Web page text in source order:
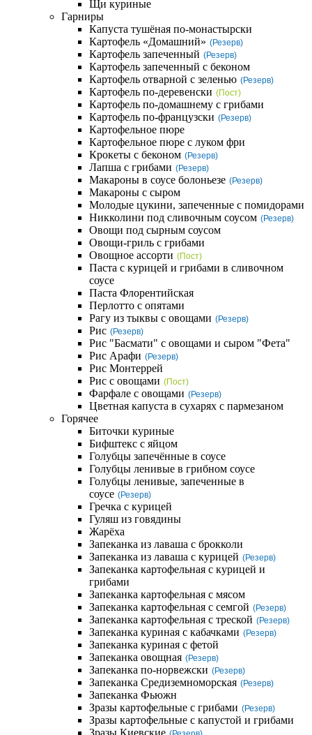
Щи куриные
Гарниры
Капуста тушёная по-монастырски
Картофель «Домашний» (Резерв)
Картофель запеченный (Резерв)
Картофель запеченный с беконом
Картофель отварной с зеленью (Резерв)
Картофель по-деревенски (Пост)
Картофель по-домашнему с грибами
Картофель по-французски (Резерв)
Картофельное пюре
Картофельное пюре с луком фри
Крокеты с беконом (Резерв)
Лапша с грибами (Резерв)
Макароны в соусе болоньезе (Резерв)
Макароны с сыром
Молодые цукини, запеченные с помидорами
Никколини под сливочным соусом (Резерв)
Овощи под сырным соусом
Овощи-гриль с грибами
Овощное ассорти (Пост)
Паста с курицей и грибами в сливочном
соусе
Паста Флорентийская
Перлотто с опятами
Рагу из тыквы с овощами (Резерв)
Рис (Резерв)
Рис "Басмати" с овощами и сыром "Фета"
Рис Арафи (Резерв)
Рис Монтеррей
Рис с овощами (Пост)
Фарфале с овощами (Резерв)
Цветная капуста в сухарях с пармезаном
Горячее
Биточки куриные
Бифштекс с яйцом
Голубцы запечённые в соусе
Голубцы ленивые в грибном соусе
Голубцы ленивые, запеченные в
соусе (Резерв)
Гречка с курицей
Гуляш из говядины
Жарёха
Запеканка из лаваша с брокколи
Запеканка из лаваша с курицей (Резерв)
Запеканка картофельная с курицей и
грибами
Запеканка картофельная с мясом
Запеканка картофельная с семгой (Резерв)
Запеканка картофельная с треской (Резерв)
Запеканка куриная с кабачками (Резерв)
Запеканка куриная с фетой
Запеканка овощная (Резерв)
Запеканка по-норвежски (Резерв)
Запеканка Средиземноморская (Резерв)
Запеканка Фьюжн
Зразы картофельные с грибами (Резерв)
Зразы картофельные с капустой и грибами
Зразы Киевские